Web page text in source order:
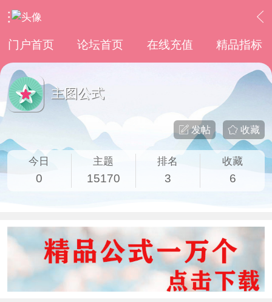
门户首页 论坛首页 在线充值 精品指标
主图公式
收藏
发帖
今日
0
主题
15170
排名
3
收藏
6